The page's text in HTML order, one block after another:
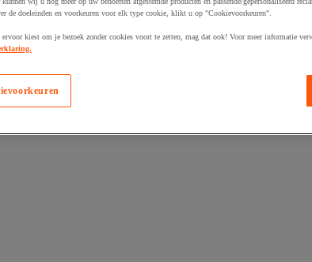
de doeleinden en voorkeuren voor elk type cookie, klikt u op "Cookievoorkeuren".
ervoor kiest om je bezoek zonder cookies voort te zetten, mag dat ook! Voor meer informatie